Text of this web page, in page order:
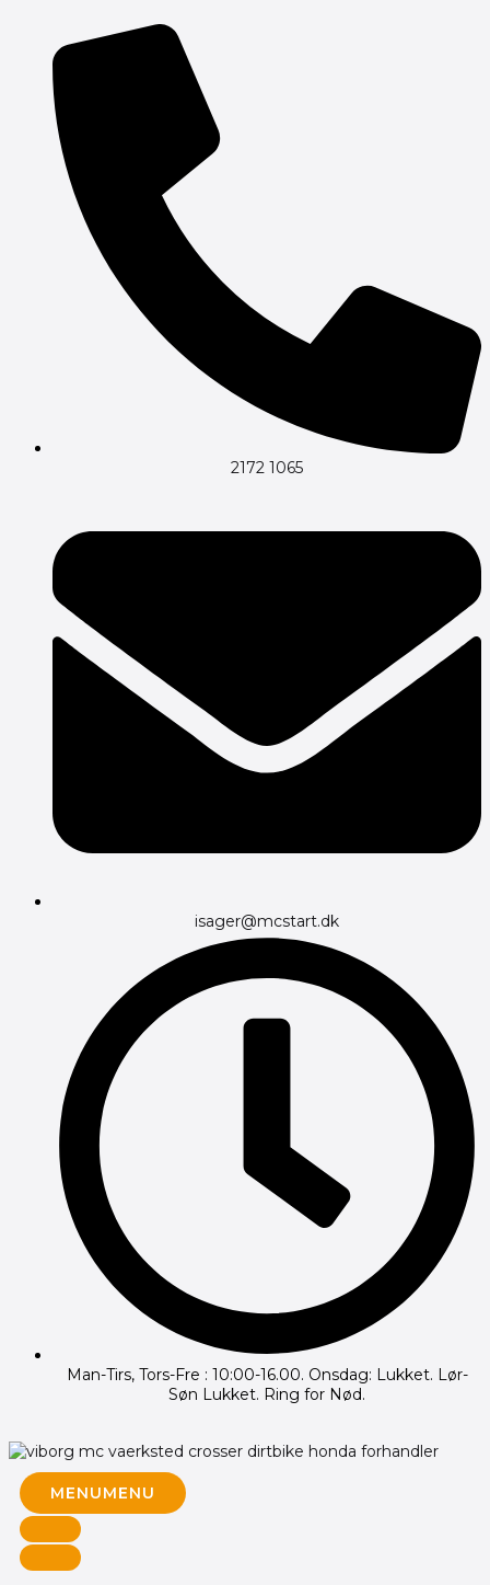
indholdet
2172 1065
isager@mcstart.dk
Man-Tirs, Tors-Fre : 10:00-16.00. Onsdag: Lukket. Lør-
Søn Lukket. Ring for Nød.
MENUMENU